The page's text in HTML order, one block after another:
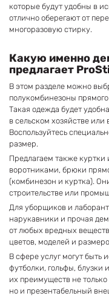
которые будут удобны в
отлично оберегают от
многоразовую стирку.
Какую именно
предлагает
В этом разделе можно
полукомбинезоны
Такая одежда будет
в сельском хозяйстве
Воспользуйтесь
размер.
Предлагаем также
воротниками, брюки
(комбинезон и куртка).
строительстве или
Для уборщиков и
нарукавники и прочая
от любых вредных
цветов, моделей и
В сфере услуг могут
футболки, гольфы,
их преимуществ не
но и презентабельный